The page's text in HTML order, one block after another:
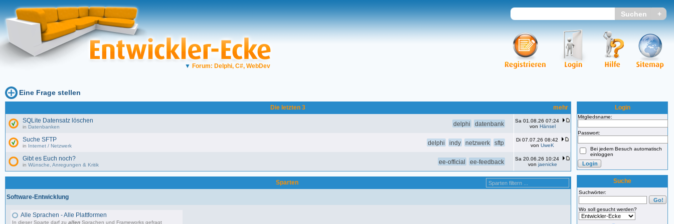
▼ Forum: Delphi, C#, WebDev
Eine Frage stellen
mehr
Die letzten 3
delphi datenbank
SQLite Datensatz löschen
in Datenbanken
Sa 01.08.26 07:24
von Hänsel
delphi indy netzwerk sftp
Suche SFTP
in Internet / Netzwerk
Di 07.07.26 08:42
von UweK
ee-official ee-feedback
Gibt es Euch noch?
in Wünsche, Anregungen & Kritik
Sa 20.06.26 10:24
von jaenicke
Sparten
Software-Entwicklung
Alle Sprachen - Alle Plattformen
In dieser Sparte darf zuallen Sprachen und Frameworks gefragt
Login
Mitgliedsname:
Passwort:
Bei jedem Besuch automatisch
einloggen
Suche
Suchwörter:
Wo soll gesucht werden?